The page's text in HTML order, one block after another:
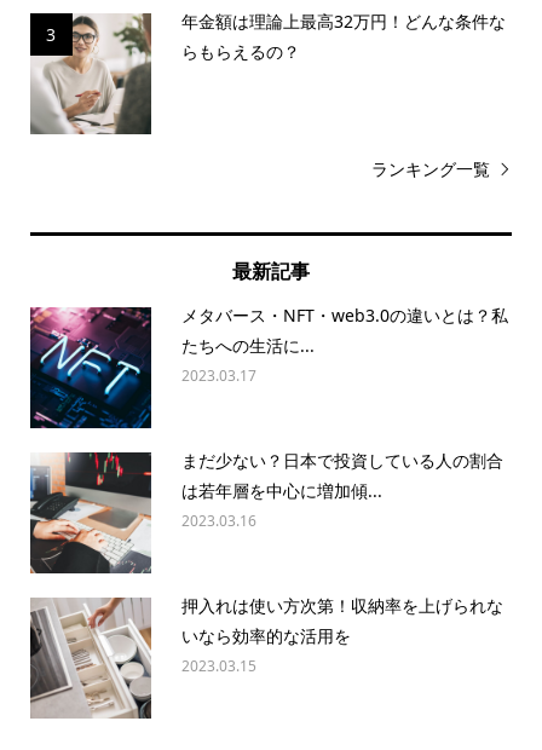
3
年金額は理論上最高32万円！どんな条件な
らもらえるの？
ランキング一覧
最新記事
メタバース・NFT・web3.0の違いとは？私
たちへの生活に...
2023.03.17
まだ少ない？日本で投資している人の割合
は若年層を中心に増加傾...
2023.03.16
押入れは使い方次第！収納率を上げられな
いなら効率的な活用を
2023.03.15